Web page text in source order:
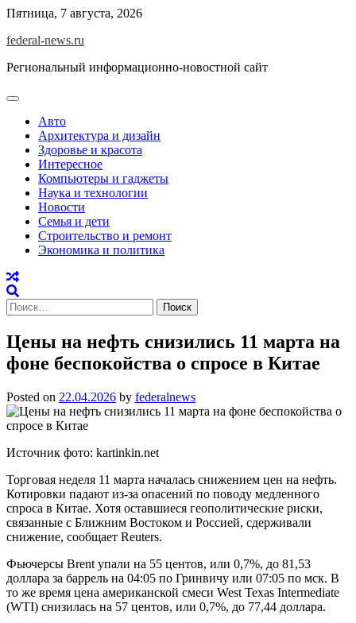
Skip
content
Пятница, 7 августа, 2026
federal-news.ru
Региональный информационно-новостной сайт
Авто
Архитектура и дизайн
Здоровье и красота
Интересное
Компьютеры и гаджеты
Наука и технологии
Новости
Семья и дети
Строительство и ремонт
Экономика и политика
Найти:
Цены на нефть снизились 11 марта на
фоне беспокойства о спросе в Китае
Posted on 22.04.2026 by federalnews
Источник фото: kartinkin.net
Торговая неделя 11 марта началась снижением цен на нефть.
Котировки падают из-за опасений по поводу медленного
спроса в Китае. Хотя оставшиеся геополитические риски,
связанные с Ближним Востоком и Россией, сдерживали
снижение, сообщает Reuters.
Фьючерсы Brent упали на 55 центов, или 0,7%, до 81,53
доллара за баррель на 04:05 по Гринвичу или 07:05 по мск. В
то же время цена американской смеси West Texas Intermediate
(WTI) снизилась на 57 центов, или 0,7%, до 77,44 доллара.